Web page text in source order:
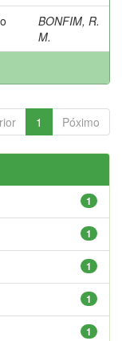
BONFIM, R.
M.
1 Póximo
1
1
1
1
1